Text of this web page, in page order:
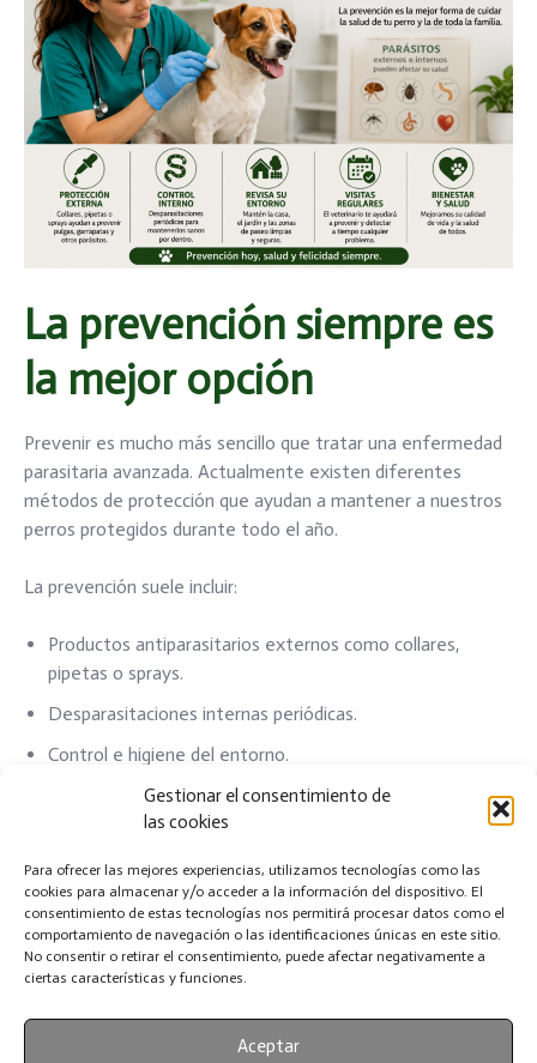
Gestionar el consentimiento de
las cookies
Para ofrecer las mejores experiencias, utilizamos tecnologías como las
cookies para almacenar y/o acceder a la información del dispositivo. El
consentimiento de estas tecnologías nos permitirá procesar datos como el
comportamiento de navegación o las identificaciones únicas en este sitio.
No consentir o retirar el consentimiento, puede afectar negativamente a
ciertas características y funciones.
Aceptar
La prevención siempre es
la mejor opción
Prevenir es mucho más sencillo que tratar una enfermedad
parasitaria avanzada. Actualmente existen diferentes
métodos de protección que ayudan a mantener a nuestros
perros protegidos durante todo el año.
La prevención suele incluir:
Productos antiparasitarios externos como collares,
pipetas o sprays.
Desparasitaciones internas periódicas.
Control e higiene del entorno.
Revisiones veterinarias regulares.
parte esencial del cuidado responsable de nuestros perros.
Con ello mejoramos su bienestar, protegemos su salud y
contribuimos también a la seguridad de todo el entorno
familiar.